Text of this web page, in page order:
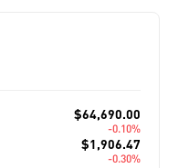
$64,690.00
-0.10%
$1,906.47
-0.30%